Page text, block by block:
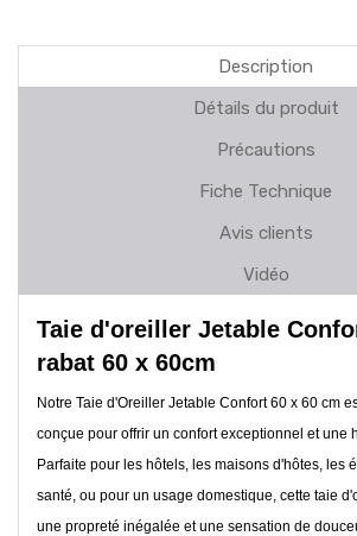
Description
Détails du produit
Précautions
Fiche Technique
Avis clients
Vidéo
Taie d'oreiller Jetable
rabat 60 x 60cm
Notre Taie d'Oreiller Jetable Confort 60 x 60 cm
conçue pour offrir un confort exceptionnel et une
Parfaite pour les hôtels, les maisons d'hôtes, les
santé, ou pour un usage domestique, cette taie
une propreté inégalée et une sensation de